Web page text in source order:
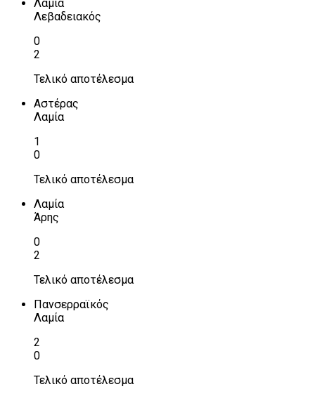
Λαμία
Λεβαδειακός
0
2
Τελικό αποτέλεσμα
Αστέρας
Λαμία
1
0
Τελικό αποτέλεσμα
Λαμία
Άρης
0
2
Τελικό αποτέλεσμα
Πανσερραϊκός
Λαμία
2
0
Τελικό αποτέλεσμα